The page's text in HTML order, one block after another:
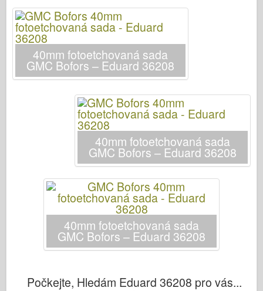
Tamiya
Tristar
Trumpetista
Zvezda
Procházka kolem
le Deník
Soupravy
40mm fotoetchovaná sada
GMC Bofors – Eduard 36208
40mm fotoetchovaná sada
GMC Bofors – Eduard 36208
40mm fotoetchovaná sada
GMC Bofors – Eduard 36208
Počkejte, Hledám Eduard 36208 pro vás...